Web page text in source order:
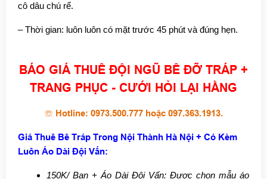
cô dâu chú rể.
– Thời gian: luôn luôn có mặt trước 45 phút và đúng hẹn.
BÁO GIÁ THUÊ ĐỘI NGŨ BÊ ĐỠ TRÁP +
TRANG PHỤC - CƯỚI HỎI LẠI HẰNG
☏ Hotline: 0973.500.777 hoặc 097.363.1913.
Giá Thuê Bê Tráp Trong Nội Thành Hà Nội + Có Kèm
Luôn Áo Dài Đội Vấn:
150K/ Bạn + Áo Dài Đội Vấn: Được chọn mẫu áo